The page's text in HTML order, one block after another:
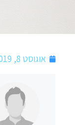
אוגוסט 8, 2019